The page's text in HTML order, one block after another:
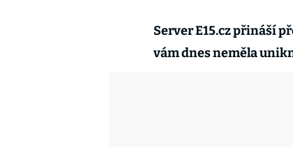
Server E15.cz přináší
vám dnes neměla